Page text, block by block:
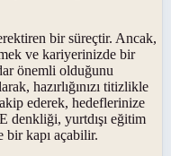
bir süreçtir. Ancak,
ve kariyerinizde bir
önemli olduğunu
hazırlığınızı titizlikle
ederek, hedeflerinize
denkliği, yurtdışı eğitim
kapı açabilir.